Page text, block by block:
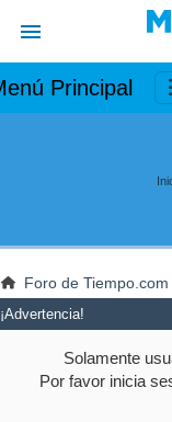
Principal
Foro de Tiempo.com
¡Advertencia!
Solamente
Por favor inicia